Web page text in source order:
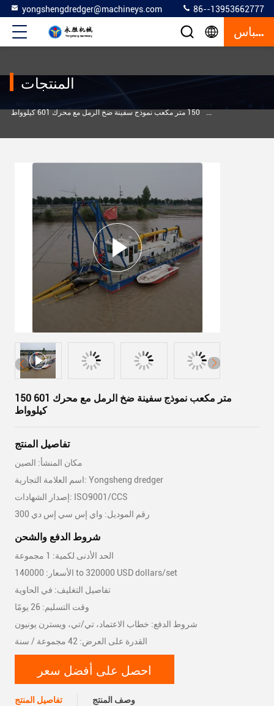
yongshengdredger@machineys.com 86--13953662777
إقتباس
المنتجات
>
> 150 متر مكعب نموذج سفينة ضخ الرمل مع محرك 601 كيلوواط
150 متر مكعب نموذج سفينة ضخ الرمل مع محرك 601
كيلوواط
تفاصيل المنتج
مكان المنشأ: الصين
اسم العلامة التجارية: Yongsheng dredger
إصدار الشهادات: ISO9001/CCS
رقم الموديل: واي إس سي إس دي 300
شروط الدفع والشحن
الحد الأدنى لكمية: 1 مجموعة
الأسعار: 140000 to 320000 USD dollars/set
تفاصيل التغليف: في الحاوية
وقت التسليم: 26 يومًا
شروط الدفع: خطاب الاعتماد، تي/تي، ويسترن يونيون
القدرة على العرض: 42 مجموعة / سنة
احصل على أفضل سعر
تفاصيل المنتج وصف المنتج